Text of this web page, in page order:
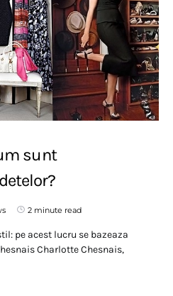
sunt
2 minute read
pe acest lucru se bazeaza
Charlotte Chesnais,